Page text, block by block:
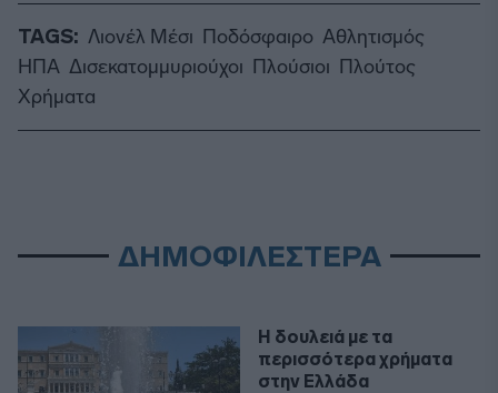
TAGS: Λιονέλ Μέσι Ποδόσφαιρο Αθλητισμός
ΗΠΑ Δισεκατομμυριούχοι Πλούσιοι Πλούτος
Χρήματα
ΔΗΜΟΦΙΛΕΣΤΕΡΑ
Η δουλειά με τα
περισσότερα χρήματα
στην Ελλάδα